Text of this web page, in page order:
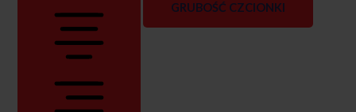
GRUBOŚĆ CZCIONKI